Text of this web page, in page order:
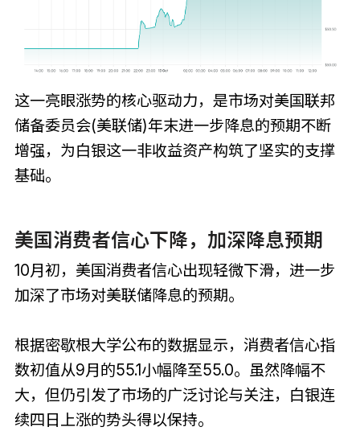
这一亮眼涨势的核心驱动力，是市场对美国联邦
储备委员会(美联储)年末进一步降息的预期不断
增强，为白银这一非收益资产构筑了坚实的支撑
基础。
美国消费者信心下降，加深降息预期
10月初，美国消费者信心出现轻微下滑，进一步
加深了市场对美联储降息的预期。
根据密歇根大学公布的数据显示，消费者信心指
数初值从9月的55.1小幅降至55.0。虽然降幅不
大，但仍引发了市场的广泛讨论与关注，白银连
续四日上涨的势头得以保持。